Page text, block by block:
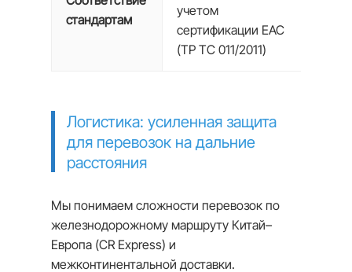
стандартам
учетом
сертификации EAC
(ТР ТС 011/2011)
Логистика: усиленная защита
для перевозок на дальние
расстояния
Мы понимаем сложности перевозок по
железнодорожному маршруту Китай–
Европа (CR Express) и
межконтинентальной доставки.